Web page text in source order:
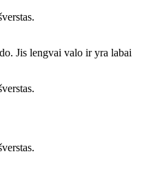
Jis lengvai valo ir yra labai